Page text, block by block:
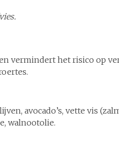
vermindert het risico op
avocado’s, vette vis
walnootolie.